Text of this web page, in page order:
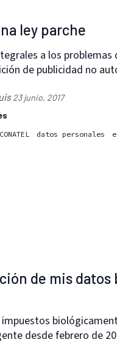
ley parche
a los
de publicidad no
23 junio, 2017
CONATEL datos personales
de mis
desde febrero de